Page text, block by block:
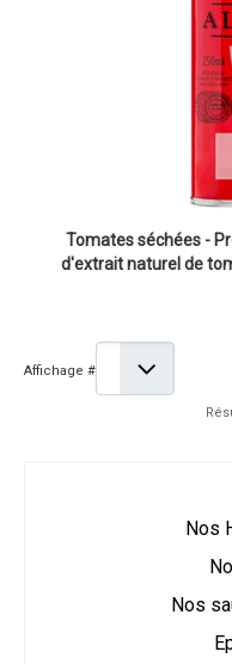
Tomates séchées -
d'extrait naturel de
Affichage #
Nos
Nos